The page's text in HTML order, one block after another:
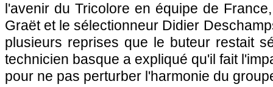
l'avenir du Tricolore en équipe de
Graët et le sélectionneur Didier
plusieurs reprises que le buteur restait
technicien basque a expliqué qu'il fait
pour ne pas perturber l'harmonie du